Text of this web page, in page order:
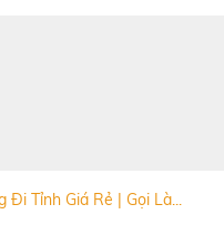
Đi Tỉnh Giá Rẻ | Gọi Là...